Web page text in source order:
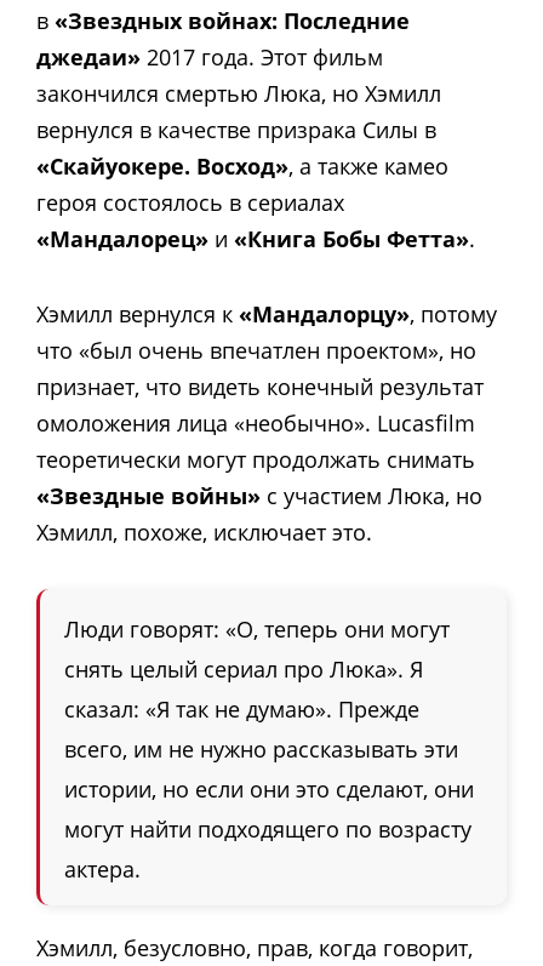
в «Звездных войнах: Последние
джедаи» 2017 года. Этот фильм
закончился смертью Люка, но Хэмилл
вернулся в качестве призрака Силы в
«Скайуокере. Восход», а также камео
героя состоялось в сериалах
«Мандалорец» и «Книга Бобы Фетта».
Хэмилл вернулся к «Мандалорцу», потому
что «был очень впечатлен проектом», но
признает, что видеть конечный результат
омоложения лица «необычно». Lucasfilm
теоретически могут продолжать снимать
«Звездные войны» с участием Люка, но
Хэмилл, похоже, исключает это.
Люди говорят: «О, теперь они могут
снять целый сериал про Люка». Я
сказал: «Я так не думаю». Прежде
всего, им не нужно рассказывать эти
истории, но если они это сделают, они
могут найти подходящего по возрасту
актера.
Хэмилл, безусловно, прав, когда говорит,